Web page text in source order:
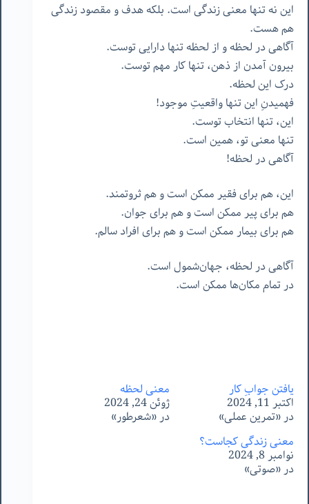
این نه تنها معنی زندگی است. بلکه هدف و مقصود زندگی
هم هست.
آگاهی در لحظه و از لحظه تنها دارایی توست.
بیرون آمدن از ذهن، تنها کار مهم توست.
درک این لحظه.
فهمیدنِ این تنها واقعیتِ موجود!
این، تنها انتخاب توست.
تنها معنی تو، همین است.
آگاهی در لحظه!
این، هم برای فقیر ممکن است و هم ثروتمند.
هم برای پیر ممکن است و هم برای جوان.
هم برای بیمار ممکن است و هم برای افراد سالم.
آگاهی در لحظه، جهان‌شمول است.
در تمام مکان‌ها ممکن است.
یافتن جوابِ کار
اکتبر 11, 2024
در «تمرین عملی»
معنیِ لحظه
ژوئن 24, 2024
در «شعرطور»
معنیِ زندگی کجاست؟
نوامبر 8, 2024
در «صوتی»